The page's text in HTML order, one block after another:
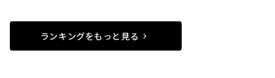
ランキングをもっと見る